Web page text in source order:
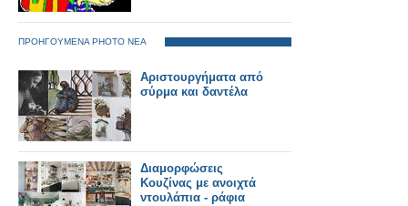
ΠΡΟΗΓΟΥΜΕΝΑ PHOTO ΝΕΑ
Αριστουργήματα από
σύρμα και δαντέλα
Διαμορφώσεις
Κουζίνας με ανοιχτά
ντουλάπια - ράφια